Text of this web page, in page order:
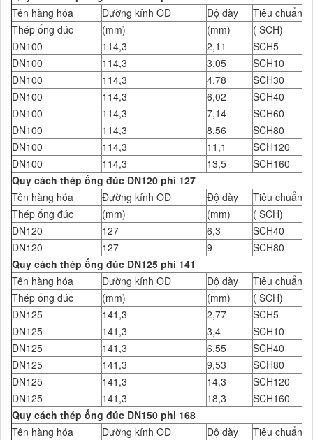
Tên hàng hóa
Đường kính OD Độ dày
Tiêu chuẩn
Thép ống đúc
(mm) (mm)
( SCH)
DN100
114,3 2,11
SCH5
DN100
114,3 3,05
SCH10
DN100
114,3 4,78
SCH30
DN100
114,3 6,02
SCH40
DN100
114,3 7,14
SCH60
DN100
114,3 8,56
SCH80
DN100
114,3 11,1
SCH120
DN100
114,3 13,5
SCH160
Quy cách thép ống đúc DN120 phi 127
Tên hàng hóa
Đường kính OD Độ dày
Tiêu chuẩn
Thép ống đúc
(mm) (mm)
( SCH)
DN120
127 6,3
SCH40
DN120
127 9
SCH80
Quy cách thép ống đúc DN125 phi 141
Tên hàng hóa
Đường kính OD Độ dày
Tiêu chuẩn
Thép ống đúc
(mm) (mm)
( SCH)
DN125
141,3 2,77
SCH5
DN125
141,3 3,4
SCH10
DN125
141,3 6,55
SCH40
DN125
141,3 9,53
SCH80
DN125
141,3 14,3
SCH120
DN125
141,3 18,3
SCH160
Quy cách thép ống đúc DN150 phi 168
Tên hàng hóa
Đường kính OD Độ dày
Tiêu chuẩn